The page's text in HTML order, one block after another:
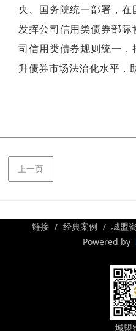
央、国务院统一部署，
发挥公司信用类债券部
司信用类债券规则统一
升债券市场法治化水平，
上一页
链接 经典案例 城盟
Powered by
城